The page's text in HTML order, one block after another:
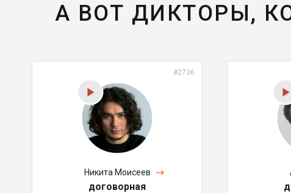
А ВОТ ДИКТОРЫ,
#2736
Никита Моисеев
договорная